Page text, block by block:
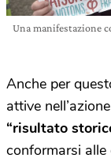
Una manifestazione
Anche per
attive nell’azione
“risultato
conformarsi